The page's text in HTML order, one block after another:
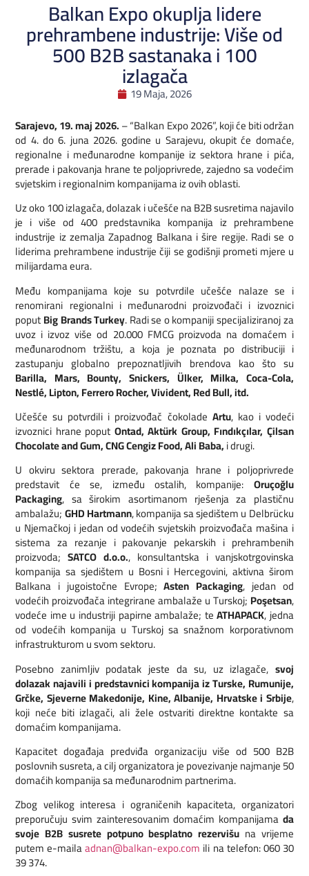
Balkan Expo okuplja lidere
prehrambene industrije: Više od
500 B2B sastanaka i 100
izlagača
19 Maja, 2026
Sarajevo, 19. maj 2026.– “Balkan Expo 2026”, koji će biti održan
od 4. do 6. juna 2026. godine u Sarajevu, okupit će domaće,
regionalne i međunarodne kompanije iz sektora hrane i pića,
prerade i pakovanja hrane te poljoprivrede, zajedno sa vodećim
svjetskim i regionalnim kompanijama iz ovih oblasti.
Uz oko 100 izlagača, dolazak i učešće na B2B susretima najavilo
je i više od 400 predstavnika kompanija iz prehrambene
industrije iz zemalja Zapadnog Balkana i šire regije. Radi se o
liderima prehrambene industrije čiji se godišnji prometi mjere u
milijardama eura.
Među kompanijama koje su potvrdile učešće nalaze se i
renomirani regionalni i međunarodni proizvođači i izvoznici
poputBig Brands Turkey. Radi se o kompaniji specijaliziranoj za
uvoz i izvoz više od 20.000 FMCG proizvoda na domaćem i
međunarodnom tržištu, a koja je poznata po distribuciji i
zastupanju globalno prepoznatljivih brendova kao što su
Barilla, Mars, Bounty, Snickers, Ülker, Milka, Coca-Cola,
Nestlé, Lipton, Ferrero Rocher, Vivident, Red Bull, itd.
Učešće su potvrdili i proizvođač čokolade Artu, kao i vodeći
izvoznici hrane poput Ontad, Aktürk Group, Fındıkçılar, Çilsan
Chocolate and Gum, CNG Cengiz Food, Ali Baba,i drugi.
U okviru sektora prerade, pakovanja hrane i poljoprivrede
predstavit će se, između ostalih, kompanije: Oruçoğlu
Packaging, sa širokim asortimanom rješenja za plastičnu
ambalažu;GHD Hartmann, kompanija sa sjedištem u Delbrücku
u Njemačkoj i jedan od vodećih svjetskih proizvođača mašina i
sistema za rezanje i pakovanje pekarskih i prehrambenih
proizvoda;SATCO d.o.o., konsultantska i vanjskotrgovinska
kompanija sa sjedištem u Bosni i Hercegovini, aktivna širom
Balkana i jugoistočne Evrope;Asten Packaging, jedan od
vodećih proizvođača integrirane ambalaže u Turskoj; Poşetsan,
vodeće ime u industriji papirne ambalaže; teATHAPACK, jedna
od vodećih kompanija u Turskoj sa snažnom korporativnom
infrastrukturom u svom sektoru.
Posebno zanimljiv podatak jeste da su, uz izlagače, svoj
dolazak najavili i predstavnici kompanija iz Turske, Rumunije,
Grčke, Sjeverne Makedonije, Kine, Albanije, Hrvatske i Srbije,
koji neće biti izlagači, ali žele ostvariti direktne kontakte sa
domaćim kompanijama.
Kapacitet događaja predviđa organizaciju više od 500 B2B
poslovnih susreta, a cilj organizatora je povezivanje najmanje 50
domaćih kompanija sa međunarodnim partnerima.
Zbog velikog interesa i ograničenih kapaciteta, organizatori
preporučuju svim zainteresovanim domaćim kompanijama da
svoje B2B susrete potpuno besplatno rezervišu na vrijeme
putem e-mailaadnan@balkan-expo.com ili na telefon: 060 30
39 374.